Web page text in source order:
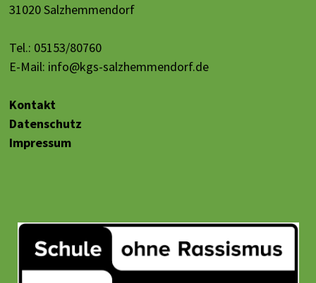
31020 Salzhemmendorf
Tel.: 05153/80760
E-Mail: info@kgs-salzhemmendorf.de
Kontakt
Datenschutz
Impressum